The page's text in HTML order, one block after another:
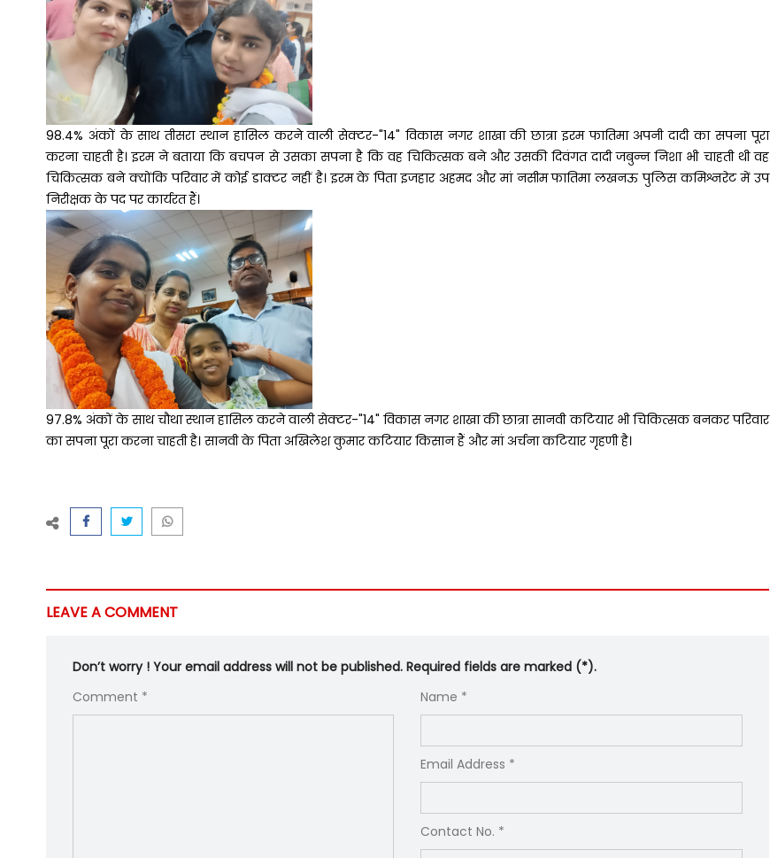
98.4% अंकों के साथ तीसरा स्थान हासिल करने वाली सेक्टर-"14" विकास नगर शाखा की छात्रा इरम फातिमा अपनी दादी का सपना पूरा
करना चाहती है। इरम ने बताया कि बचपन से उसका सपना है कि वह चिकित्सक बने और उसकी दिवंगत दादी जबुन्न निशा भी चाहती थी वह
चिकित्सक बने क्योंकि परिवार में कोई डाक्टर नहीं है। इरम के पिता इजहार अहमद और मां नसीम फातिमा लखनऊ पुलिस कमिश्नरेट में उप
निरीक्षक के पद पर कार्यरत हैं।
97.8% अंकों के साथ चौथा स्थान हासिल करने वाली सेक्टर-"14" विकास नगर शाखा की छात्रा सानवी कटियार भी चिकित्सक बनकर परिवार
का सपना पूरा करना चाहती है। सानवी के पिता अखिलेश कुमार कटियार किसान हैं और मां अर्चना कटियार गृहणी है।
LEAVE A COMMENT
Don’t worry ! Your email address will not be published. Required fields are marked (*).
Comment *
Name *
Email Address *
Contact No. *